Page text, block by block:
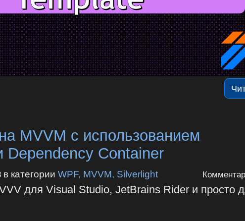
MVVM с использованием
Dependency Container
в категории WPF, MVVM, Silverlight
для Visual Studio, JetBrains Rider и просто